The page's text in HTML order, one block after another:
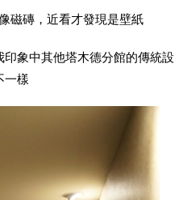
磁磚，近看才發現是壁紙
象中其他塔木德分館的傳統設
一樣